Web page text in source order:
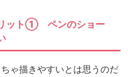
ット① ペンのショー
ゃ描きやすいとは思うのだ